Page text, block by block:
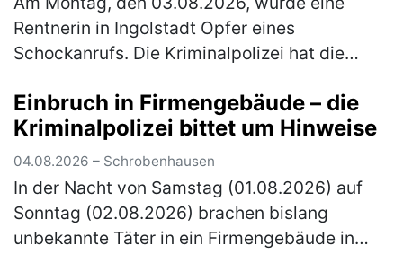
Rentnerin in Ingolstadt Opfer eines
Schockanrufs. Die Kriminalpolizei hat die
Hinweise. Gegen 16.30 Uhr erhielt die über
80…(mehr)
Einbruch in Firmengebäude – die
Kriminalpolizei bittet um Hinweise
04.08.2026 – Schrobenhausen
In der Nacht von Samstag (01.08.2026) auf
Sonntag (02.08.2026) brachen bislang
unbekannte Täter in ein Firmengebäude in